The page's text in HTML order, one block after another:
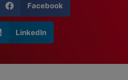
Facebook
LinkedIn